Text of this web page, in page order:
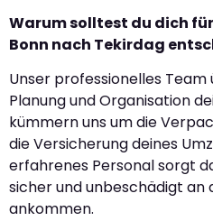
Warum solltest du dich
Bonn nach Tekirdag
Unser professionelles
Planung und Organisation
kümmern uns um die
die Versicherung deines
erfahrenes Personal sorgt
sicher und unbeschädigt an
ankommen.